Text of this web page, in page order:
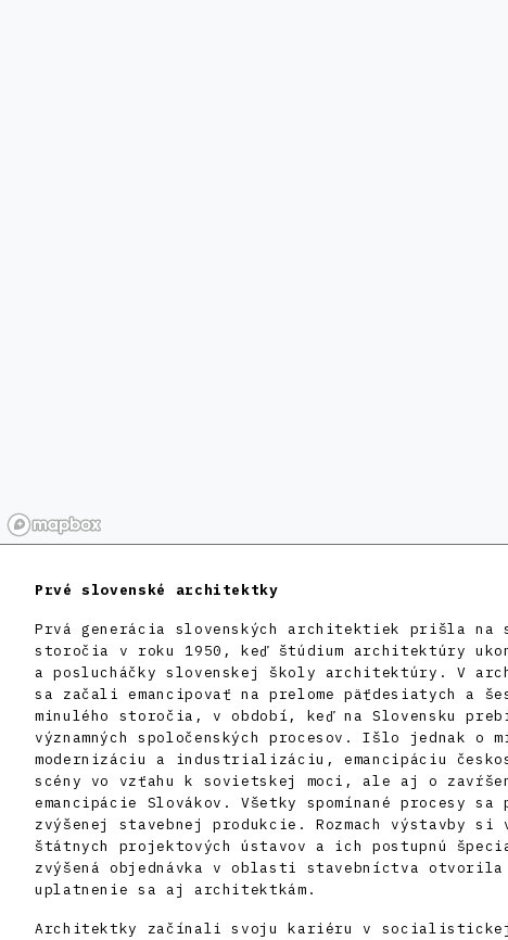
Prvé slovenské architektky
Prvá generácia slovenských architektiek prišla na
storočia v roku 1950, keď štúdium architektúry
a poslucháčky slovenskej školy architektúry. V
sa začali emancipovať na prelome päťdesiatych a
minulého storočia, v období, keď na Slovensku
významných spoločenských procesov. Išlo jednak o
modernizáciu a industrializáciu, emancipáciu
scény vo vzťahu k sovietskej moci, ale aj o
emancipácie Slovákov. Všetky spomínané procesy
zvýšenej stavebnej produkcie. Rozmach výstavby
štátnych projektových ústavov a ich postupnú
zvýšená objednávka v oblasti stavebníctva otvorila
uplatnenie sa aj architektkám.
Architektky začínali svoju kariéru v